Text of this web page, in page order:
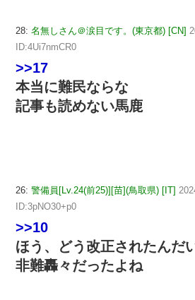
28: 名無しさん＠涙目です。(東京都) [CN]
ID:4Ui7nmCR0
>>17
本当に難民ならな
記事も読めない馬鹿
26: 警備員[Lv.24(前25)][苗](鳥取県) [IT]
ID:3pNO30+p0
>>10
ほう、どう改正されたんだ
非難轟々だったよね